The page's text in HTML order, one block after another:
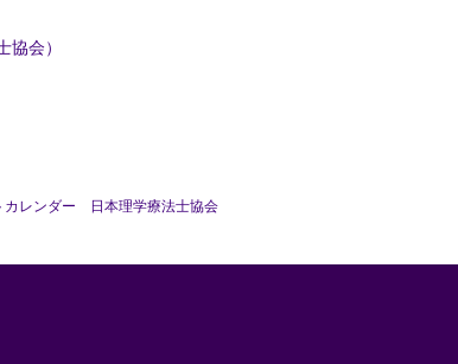
会）
カレンダー 日本理学療法士協会